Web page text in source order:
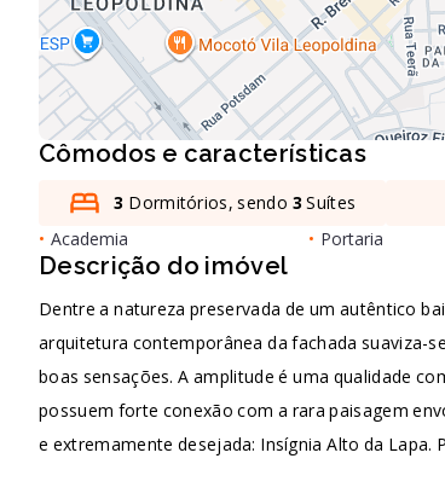
Cômodos e características
3 Dormitórios, sendo 3 Suítes
• Academia • Portaria
Descrição do imóvel
Dentre a natureza preservada de um autêntico
arquitetura contemporânea da fachada suaviza-
boas sensações. A amplitude é uma qualidade
possuem forte conexão com a rara paisagem
e extremamente desejada: Insígnia Alto da